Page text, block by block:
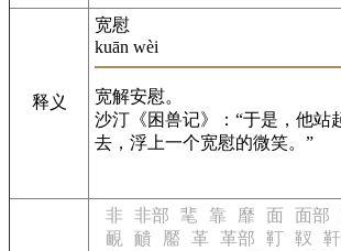
释义
宽慰
kuān wèi
宽解安慰。
沙汀《困兽记》：“于是，他站
去，浮上一个宽慰的微笑。”
非 非部 靟 靠 靡 面 面部
靦
靧 靨 革 革部 靪 靫 靬